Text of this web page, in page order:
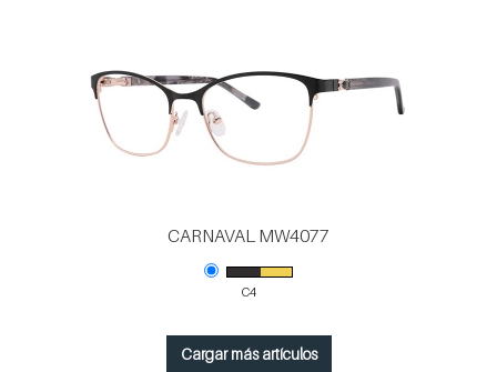
CARNAVAL MW4077
C4
Cargar más artículos